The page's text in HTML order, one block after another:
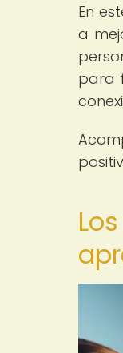
En
a
para